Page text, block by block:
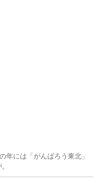
年には「がんばろう東北」